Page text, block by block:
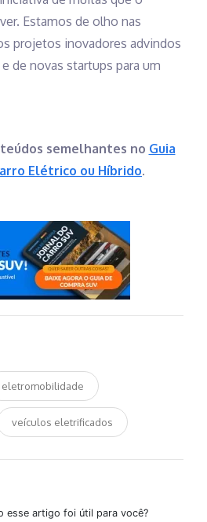
Estamos de olho nas
projetos inovadores advindos
de novas startups para um
semelhantes no Guia
Elétrico ou Híbrido.
eletromobilidade
veículos eletrificados
esse artigo foi útil para você?